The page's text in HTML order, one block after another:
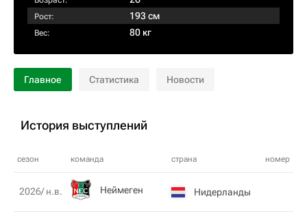
Рост: 193 см
Вес: 80 кг
Главное Статистика Новости
История выступлений
сезон команда страна номер
2026/ н.в. Неймеген Нидерланды